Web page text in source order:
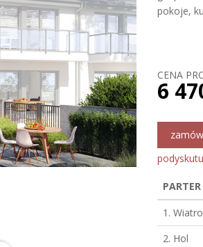
pokoje,
CENA
6
PARTER
1.
2. Hol